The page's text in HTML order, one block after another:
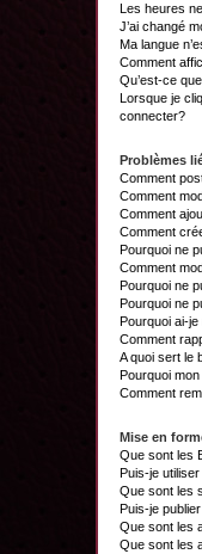
Les heures
J’ai changé
Ma langue
Comment
Qu’est-ce
Lorsque je
connecter?
Problèmes
Comment
Comment
Comment
Comment
Pourquoi ne
Comment
Pourquoi ne
Pourquoi ne
Pourquoi ai-
Comment
A quoi sert le
Pourquoi
Comment
Mise en
Que sont les
Puis-je
Que sont les
Puis-je
Que sont les
Que sont les